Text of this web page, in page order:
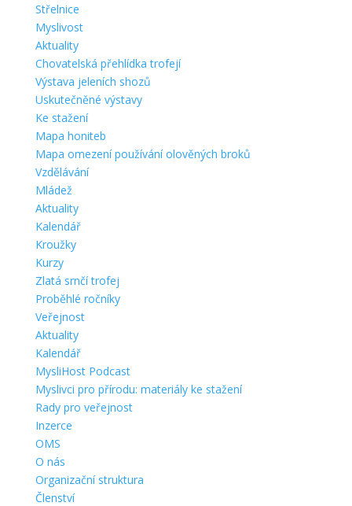
Střelnice
Myslivost
Aktuality
Chovatelská přehlídka trofejí
Výstava jeleních shozů
Uskutečněné výstavy
Ke stažení
Mapa honiteb
Mapa omezení používání olověných broků
Vzdělávání
Mládež
Aktuality
Kalendář
Kroužky
Kurzy
Zlatá srnčí trofej
Proběhlé ročníky
Veřejnost
Aktuality
Kalendář
MysliHost Podcast
Myslivci pro přírodu: materiály ke stažení
Rady pro veřejnost
Inzerce
OMS
O nás
Organizační struktura
Členství